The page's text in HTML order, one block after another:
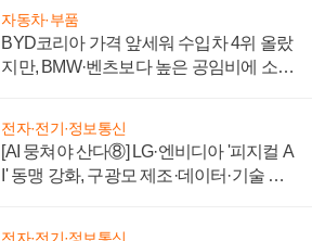
자동차·부품
BYD코리아 가격 앞세워 수입차 4위 올랐
지만, BMW·벤츠보다 높은 공임비에 소비
전자·전기·정보통신
[AI 뭉쳐야 산다⑧] LG·엔비디아 '피지컬 A
I' 동맹 강화, 구광모 제조·데이터·기술 결